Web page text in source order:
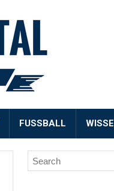
FUSSBALL